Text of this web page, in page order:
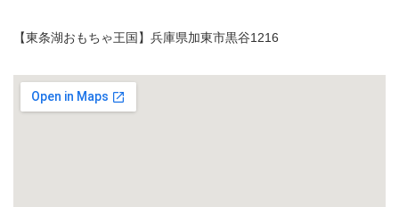
【東条湖おもちゃ王国】兵庫県加東市黒谷1216